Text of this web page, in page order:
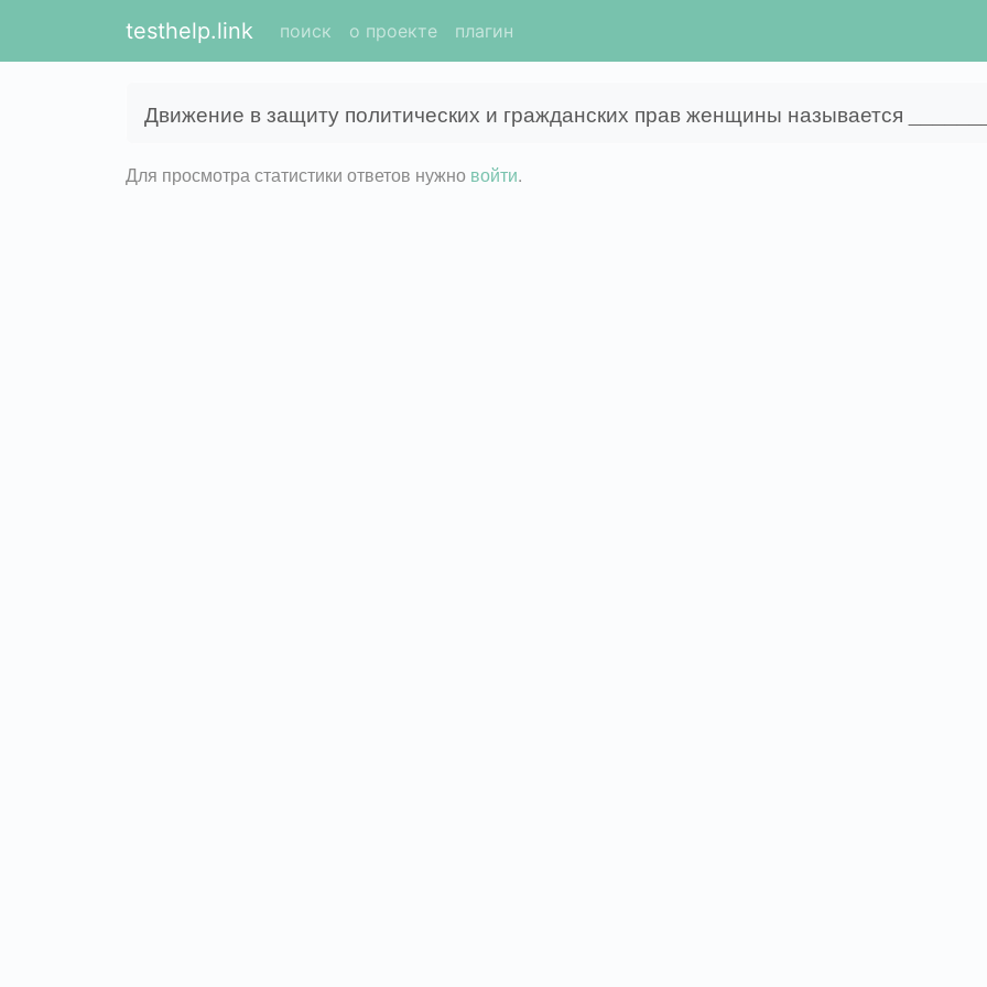
testhelp.link поиск о проекте плагин
Движение в защиту политических и гражданских прав женщины называется
Для просмотра статистики ответов нужно войти.